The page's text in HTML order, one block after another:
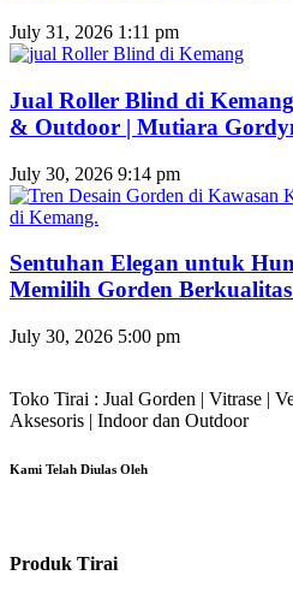
July 31, 2026 1:11 pm
Jual Roller Blind di
& Outdoor | Mutiara
July 30, 2026 9:14 pm
Sentuhan Elegan untuk
Memilih Gorden
July 30, 2026 5:00 pm
Toko Tirai : Jual Gorden | Vitrase |
Aksesoris | Indoor dan Outdoor
Kami Telah Diulas Oleh
Produk Tirai